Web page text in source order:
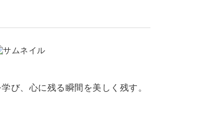
び、心に残る瞬間を美しく残す。